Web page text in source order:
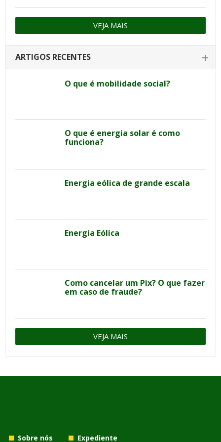
VEJA MAIS
ARTIGOS RECENTES
O que é mobilidade social?
O que é energia solar é como
funciona?
Energia eólica de grande escala
Energia Eólica
Como cancelar um Pix? O que fazer
em caso de fraude?
VEJA MAIS
Sobre nós Expediente